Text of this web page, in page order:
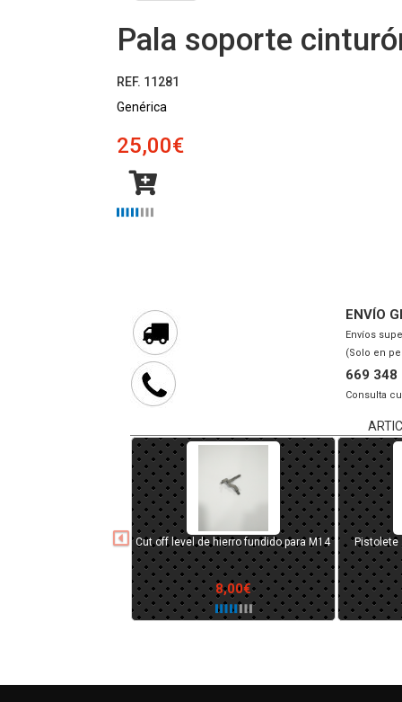
Pala soporte
REF. 11281
Genérica
25,00€
ENVÍO
Envíos
(Solo en
669 348
Consulta
Nozzle de polímero con junta tórica
para M4/MP5
15,00€
Cañón